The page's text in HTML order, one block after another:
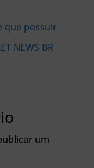
que possuir
NEWS BR
um